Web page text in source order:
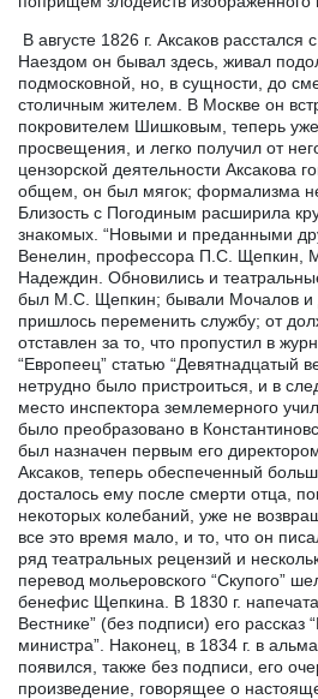
В августе 1826 г. Аксаков расстался
Наездом он бывал здесь, живал
подмосковной, но, в сущности, до
столичным жителем. В Москве он
покровителем Шишковым, теперь
просвещения, и легко получил от
цензорской деятельности Аксакова
общем, он был мягок; формализма не
Близость с Погодиным расширила
знакомых. “Новыми и преданными
Венелин, профессора П.С. Щепкин,
Надеждин. Обновились и
был М.С. Щепкин; бывали Мочалов и
пришлось переменить службу; от
отставлен за то, что пропустил в
“Европеец” статью “Девятнадцатый
нетрудно было пристроиться, и в
место инспектора землемерного
было преобразовано в
был назначен первым его
Аксаков, теперь обеспеченный
досталось ему после смерти отца,
некоторых колебаний, уже не
все это время мало, и то, что он
ряд театральных рецензий и
перевод мольеровского “Скупого”
бенефис Щепкина. В 1830 г.
Вестнике” (без подписи) его рассказ
министра”. Наконец, в 1834 г. в
появился, также без подписи, его
произведение, говорящее о